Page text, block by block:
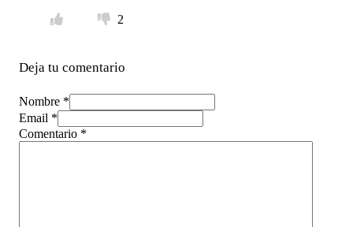
2
Deja tu comentario
Nombre *
Email *
Comentario *